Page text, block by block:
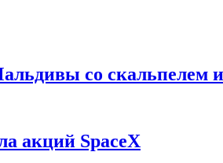
со скальпелем
акций SpaceX